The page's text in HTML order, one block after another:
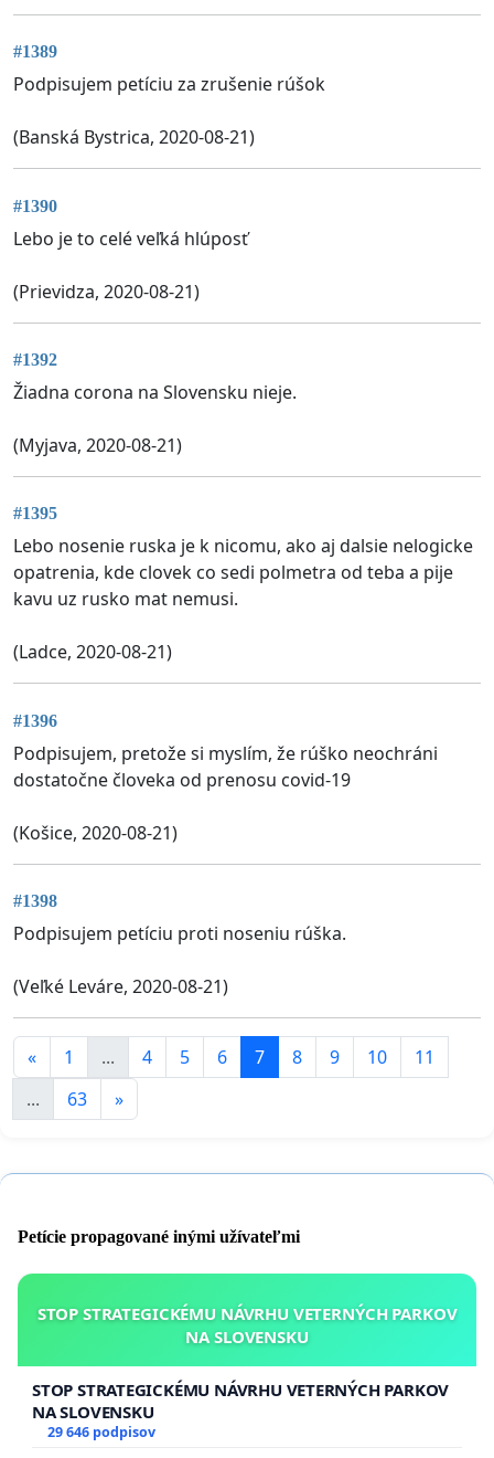
#1389
Podpisujem petíciu za zrušenie rúšok
(Banská Bystrica, 2020-08-21)
#1390
Lebo je to celé veľká hlúposť
(Prievidza, 2020-08-21)
#1392
Žiadna corona na Slovensku nieje.
(Myjava, 2020-08-21)
#1395
Lebo nosenie ruska je k nicomu, ako aj dalsie nelogicke
opatrenia, kde clovek co sedi polmetra od teba a pije
kavu uz rusko mat nemusi.
(Ladce, 2020-08-21)
#1396
Podpisujem, pretože si myslím, že rúško neochráni
dostatočne človeka od prenosu covid-19
(Košice, 2020-08-21)
#1398
Podpisujem petíciu proti noseniu rúška.
(Veľké Leváre, 2020-08-21)
« 1 ... 4 5 6 7 8 9 10
11
...
63 »
Petície propagované inými užívateľmi
STOP STRATEGICKÉMU NÁVRHU VETERNÝCH PARKOV
NA SLOVENSKU
STOP STRATEGICKÉMU NÁVRHU VETERNÝCH PARKOV
NA SLOVENSKU
29 646 podpisov